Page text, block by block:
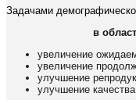
Задачами
в
увеличение
увеличение
улучшение
улучшение